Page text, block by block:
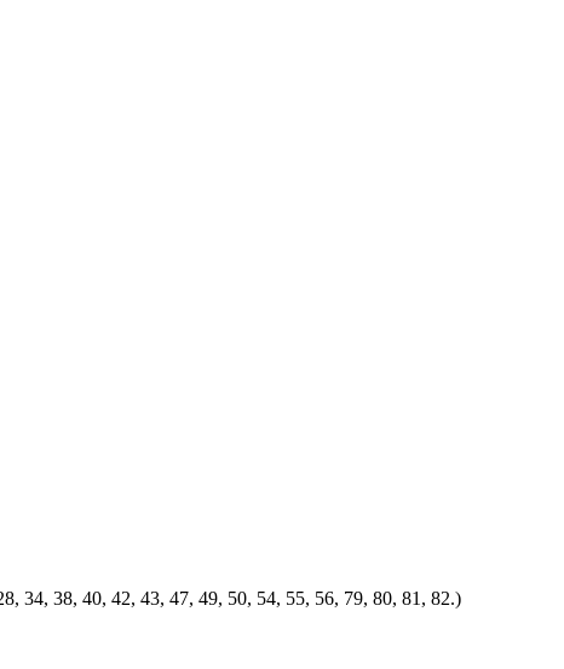
38, 40, 42, 43, 47, 49, 50, 54, 55, 56, 79, 80, 81, 82.)